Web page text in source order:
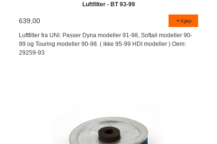
Luftfilter - BT 93-99
639,00 Kjøp
Luftfilter fra UNI. Passer Dyna modeller 91-98, Softail modeller 90-
99 og Touring modeller 90-98. ( ikke 95-99 HDI modeller ) Oem:
29259-93